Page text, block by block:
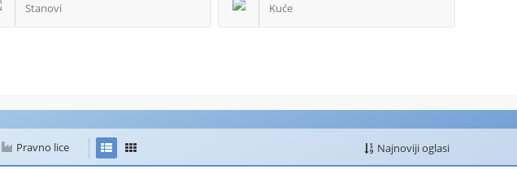
Stanovi Kuće
Pravno lice Najnoviji oglasi